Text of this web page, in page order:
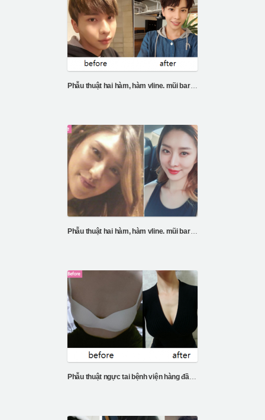
Phẫu thuật hai hàm, hàm vline. mũi barbie
Phẫu thuật hai hàm, hàm vline. mũi barbie
Phẫu thuật ngực tai bệnh viện hàng đầu Hàn Quốc